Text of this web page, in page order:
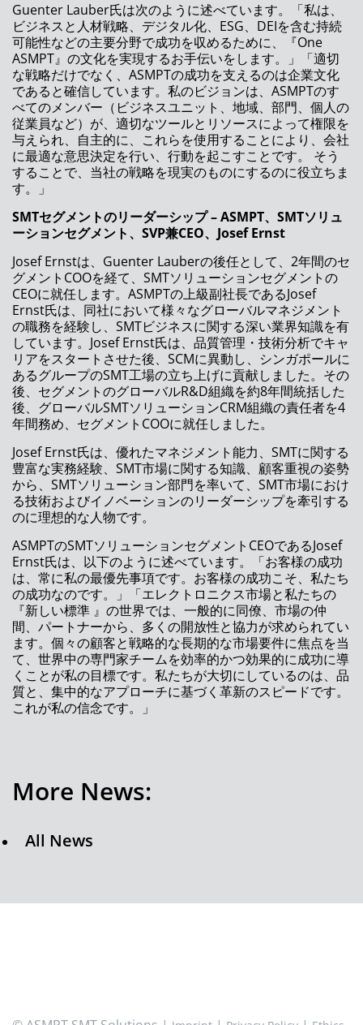
ASMパシフィックテクノロジー、インターネプ
コン ジャパン2021で包括的なソリューション
を発表
インターネプコン ジャパン 2021
生産性を最大化するスマートソリューション
ASM ProcessExpert：常識を覆すステンシル印
刷プロセスの安定を実現
アドバンストパッケージング：部品実装制御
電子機器メーカーが注目する統合型スマートフ
ァクトリーソリューション
ASM が新世代の SIPLACE SX を発表
ASM のService 4.0
統合スマートファクトリーを迅速かつ確実に実
現するソリューション
印刷に必要な全てのものを提供致します
ASMPT、 2020年度中間決算を発表
新製品発表イベントをオンラインで初開催
パンデミックの最中にありながら、期待以上に
成功
インダストリー4.0に備えた高度な材料管理フ
ロー
印刷工程を自己最適化することで生産性を向上
常に先を行くASMは、スタートラインでも一歩
リード
ASMPTのトップがWK LeeからRobin Ngへ
実装前に部品の値を測定できるASMの最新テク
ASMPTが2019年度の決算を発表
Guenter Lauber氏は次のように述べています。「私は、
ビジネスと人材戦略、デジタル化、ESG、DEIを含む持続
可能性などの主要分野で成功を収めるために、『One
ASMPT』の文化を実現するお手伝いをします。」「適切
な戦略だけでなく、ASMPTの成功を支えるのは企業文化
であると確信しています。私のビジョンは、ASMPTのす
べてのメンバー（ビジネスユニット、地域、部門、個人の
従業員など）が、適切なツールとリソースによって権限を
与えられ、自主的に、これらを使用することにより、会社
に最適な意思決定を行い、行動を起こすことです。 そう
することで、当社の戦略を現実のものにするのに役立ちま
す。」
SMTセグメントのリーダーシップ– ASMPT、 SMTソリュ
ーションセグメント、 SVP兼CEO、 Josef Ernst
Josef Ernstは、Guenter Lauberの後任として、2年間のセ
グメントCOOを経て、SMTソリューションセグメントの
CEOに就任します。ASMPTの上級副社長であるJosef
Ernst氏は、同社において様々なグローバルマネジメント
の職務を経験し、SMTビジネスに関する深い業界知識を有
しています。Josef Ernst氏は、品質管理・技術分析でキャ
リアをスタートさせた後、SCMに異動し、シンガポールに
あるグループのSMT工場の立ち上げに貢献しました。その
後、セグメントのグローバルR&D組織を約8年間統括した
後、グローバルSMTソリューションCRM組織の責任者を4
年間務め、セグメントCOOに就任しました。
Josef Ernst氏は、優れたマネジメント能力、SMTに関する
豊富な実務経験、SMT市場に関する知識、顧客重視の姿勢
から、SMTソリューション部門を率いて、SMT市場におけ
る技術およびイノベーションのリーダーシップを牽引する
のに理想的な人物です。
ASMPTのSMTソリューションセグメントCEOであるJosef
Ernst氏は、以下のように述べています。「お客様の成功
は、常に私の最優先事項です。お客様の成功こそ、私たち
の成功なのです。」「エレクトロニクス市場と私たちの
『新しい標準 』の世界では、一般的に同僚、市場の仲
間、パートナーから、多くの開放性と協力が求められてい
ます。個々の顧客と戦略的な長期的な市場要件に焦点を当
て、世界中の専門家チームを効率的かつ効果的に成功に導
くことが私の目標です。私たちが大切にしているのは、品
質と、集中的なアプローチに基づく革新のスピードです。
これが私の信念です。」
More News:
All News